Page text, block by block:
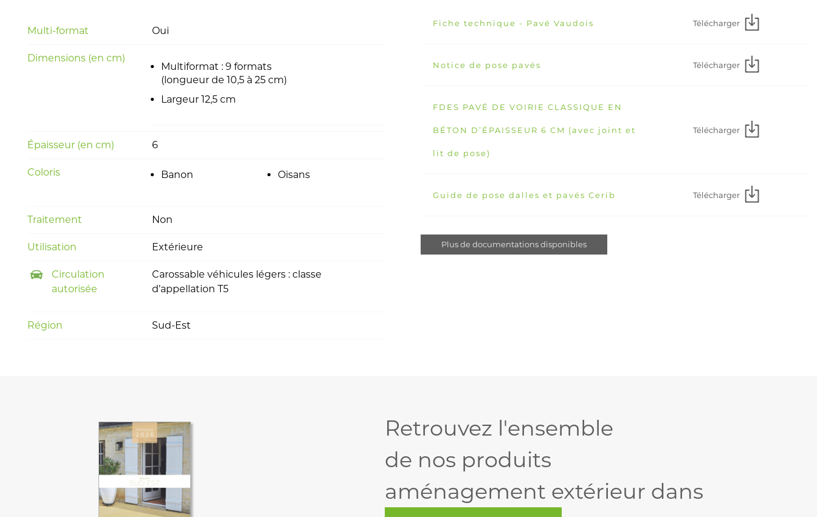
Multi-format Oui
Dimensions (en cm)
Multiformat : 9 formats
(longueur de 10,5 à 25 cm)
Largeur 12,5 cm
Épaisseur (en cm) 6
Coloris Banon Oisans
Traitement Non
Utilisation Extérieure
Circulation
autorisée
Carossable véhicules légers : classe
d’appellation T5
Région Sud-Est
Fiche technique - Pavé Vaudois Télécharger
Notice de pose pavés Télécharger
FDES PAVÉ DE VOIRIE CLASSIQUE EN
BÉTON D’ÉPAISSEUR 6 CM (avec joint et
lit de pose)
Télécharger
Guide de pose dalles et pavés Cerib Télécharger
Plus de documentations disponibles
Retrouvez l'ensemble
de nos produits
aménagement extérieur dans